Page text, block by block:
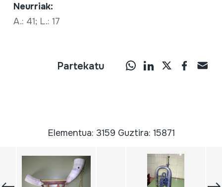
Neurriak:
A.: 41; L.: 17
Partekatu
Elementua: 3159 Guztira: 15871